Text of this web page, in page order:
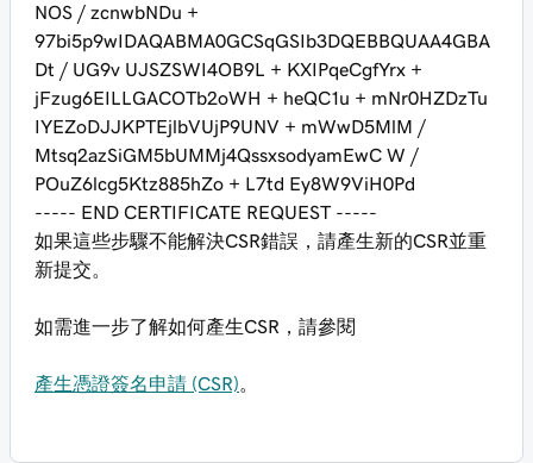
NOS / zcnwbNDu +
97bi5p9wIDAQABMA0GCSqGSIb3DQEBBQUAA4GBA
Dt / UG9v UJSZSWI4OB9L + KXIPqeCgfYrx +
jFzug6EILLGACOTb2oWH + heQC1u + mNr0HZDzTu
IYEZoDJJKPTEjlbVUjP9UNV + mWwD5MlM /
Mtsq2azSiGM5bUMMj4QssxsodyamEwC W /
POuZ6lcg5Ktz885hZo + L7td Ey8W9ViH0Pd
----- END CERTIFICATE REQUEST -----
如果這些步驟不能解決CSR錯誤，請產生新的CSR並重
新提交。
如需進一步了解如何產生CSR，請參閱
產生憑證簽名申請 (CSR)